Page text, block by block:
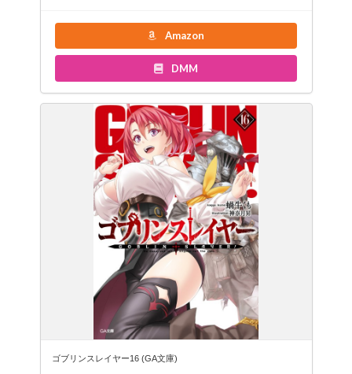
Amazon
DMM
ゴブリンスレイヤー16 (GA文庫)